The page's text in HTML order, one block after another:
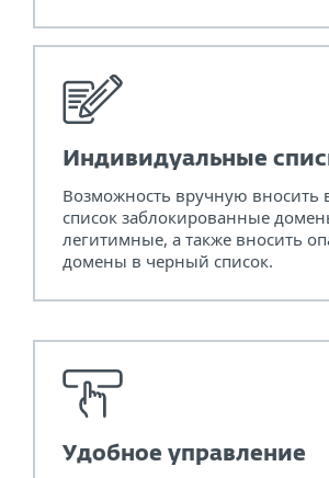
Индивидуальные
Возможность вручную вносить
список заблокированные
легитимные, а также вносить
домены в черный список.
Удобное управление